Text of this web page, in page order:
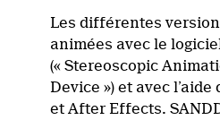
Les différentes
animées avec le
(« Stereoscopic
Device ») et avec
et After Effects.